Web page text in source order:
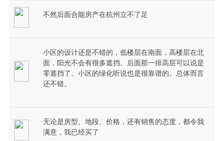
不然后面合能房产在杭州立不了足
小区的设计还是不错的，低楼层在南面，高楼层在北
面，阳光不会有很多遮挡。后面那一排高层可以说是
零遮挡了。小区的绿化听说也是很靠谱的。总体而言
还不错。
无论是房型、地段、价格，还有销售的态度，都令我
满意，我已经买了